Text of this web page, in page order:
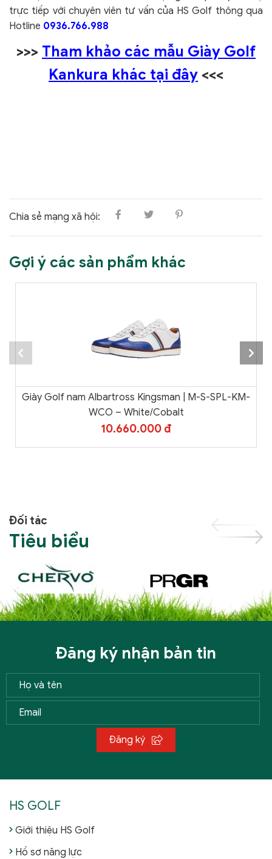
trực tiếp với chuyên viên tư vấn của HS Golf thông qua
Hotline 0936.766.988
>>> Tham khảo các mẫu Giày Golf
Kankura khác tại đây <<<
Chia sẻ mạng xã hội:
Gợi ý các sản phẩm khác
Giày Golf nam Albartross Kingsman | M-S-SPL-KM-
WCO – White/Cobalt
10.660.000 đ
Đối tác
Tiêu biểu
Đăng ký nhận bản tin
Đăng ký
HS GOLF
Giới thiệu HS Golf
Hồ sơ năng lực